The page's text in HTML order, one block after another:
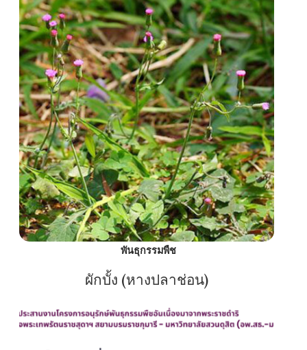
พันธุกรรมพืช
ผักบั้ง (หางปลาช่อน)